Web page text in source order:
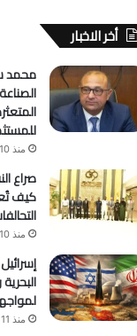
أخر الاخبار
محمد
منذ 10 ساعات
صراع
كيف
منذ 10 ساعات
منذ 11 ساعة